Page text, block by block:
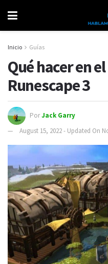
Inicio Guías
Qué hacer en
Runescape 3
PorJack Garry
August 15, 2022 - Updated On